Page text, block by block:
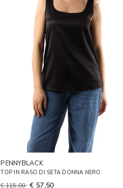
PENNYBLACK
TOP IN RASO DI SETA DONNA NERO
€ 115,00 € 57,50